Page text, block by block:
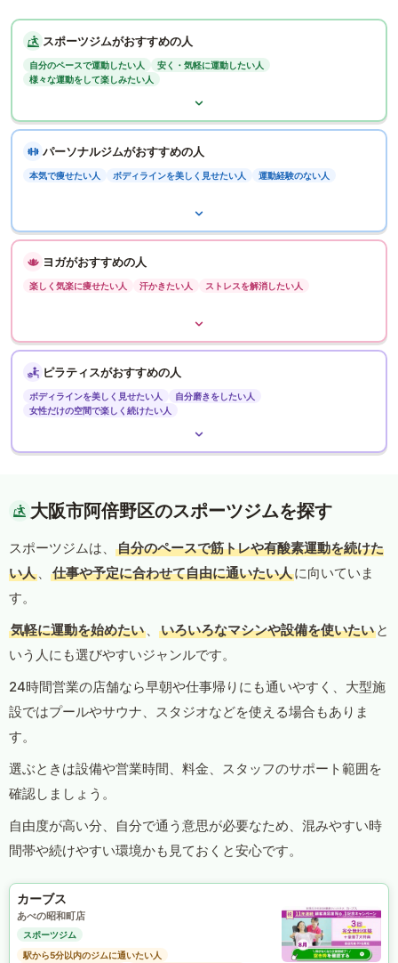
スポーツジムがおすすめの人
自分のペースで運動したい人
安く・気軽に運動したい人
様々な運動をして楽しみたい人
パーソナルジムがおすすめの人
本気で痩せたい人 ボディラインを美しく見せたい人 運動経験のない人
ヨガがおすすめの人
楽しく気楽に痩せたい人 汗かきたい人 ストレスを解消したい人
ピラティスがおすすめの人
ボディラインを美しく見せたい人
自分磨きをしたい人
女性だけの空間で楽しく続けたい人
大阪市阿倍野区のスポーツジムを探す
スポーツジムは、
自分のペースで筋トレや有酸素運動を続けた
い人 、 仕事や予定に合わせて自由に通いたい人に向いていま
す。
気軽に運動を始めたい 、 いろいろなマシンや設備を使いたい と
いう人にも選びやすいジャンルです。
24時間営業の店舗なら早朝や仕事帰りにも通いやすく、大型施
設ではプールやサウナ、スタジオなどを使える場合もありま
す。
選ぶときは設備や営業時間、料金、スタッフのサポート範囲を
確認しましょう。
自由度が高い分、自分で通う意思が必要なため、混みやすい時
間帯や続けやすい環境かも見ておくと安心です。
カーブス
あべの昭和町店
スポーツジム
駅から5分以内のジムに通いたい人